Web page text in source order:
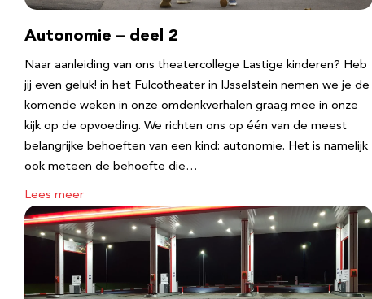
Autonomie – deel 2
Naar aanleiding van ons theatercollege Lastige kinderen? Heb
jij even geluk! in het Fulcotheater in IJsselstein nemen we je de
komende weken in onze omdenkverhalen graag mee in onze
kijk op de opvoeding. We richten ons op één van de meest
belangrijke behoeften van een kind: autonomie. Het is namelijk
ook meteen de behoefte die…
Lees meer